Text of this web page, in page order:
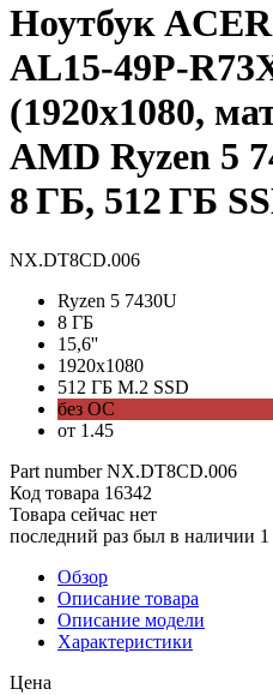
Ноутбук
AL15-49P-
(1920x1080,
AMD Ryzen 5
8 ГБ, 512 ГБ
NX.DT8CD.006
Ryzen 5 7430U
8 ГБ
15,6''
1920x1080
512 ГБ M.2 SSD
без ОС
от 1.45
Part number NX.DT8CD.006
Код товара 16342
Товара сейчас нет
последний раз был в наличии 1
Обзор
Описание товара
Описание модели
Характеристики
Цена